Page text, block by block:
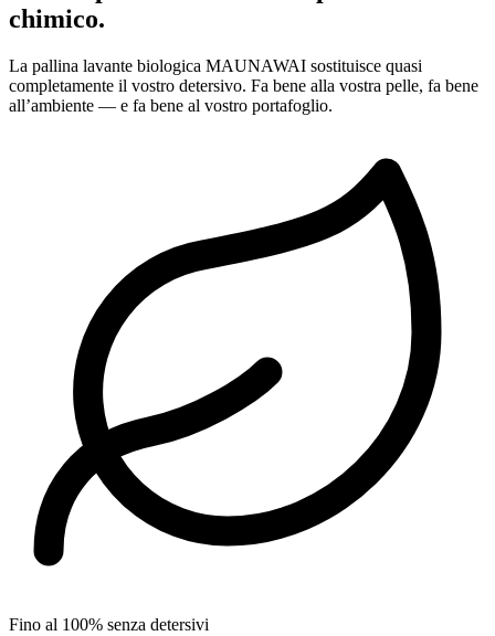
chimico.
La pallina lavante biologica MAUNAWAI sostituisce quasi
completamente il vostro detersivo. Fa bene alla vostra pelle, fa bene
all’ambiente — e fa bene al vostro portafoglio.
Fino al 100% senza detersivi